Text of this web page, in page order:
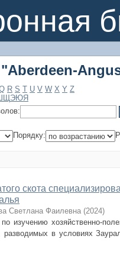
Angus
R S T U V W X Y Z
ЩЭЮЯ
Порядку:
скота
Светлана Фаилевна (2024)
изучению хозяйственно-
разводимых в условиях